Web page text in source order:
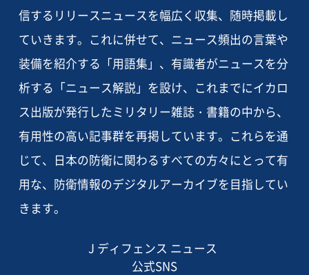
信するリリースニュースを幅広く収集、随時掲載し
ていきます。これに併せて、ニュース頻出の言葉や
装備を紹介する「用語集」、有識者がニュースを分
析する「ニュース解説」を設け、これまでにイカロ
ス出版が発行したミリタリー雑誌・書籍の中から、
有用性の高い記事群を再掲しています。これらを通
じて、日本の防衛に関わるすべての方々にとって有
用な、防衛情報のデジタルアーカイブを目指してい
きます。
J ディフェンス ニュース
公式SNS